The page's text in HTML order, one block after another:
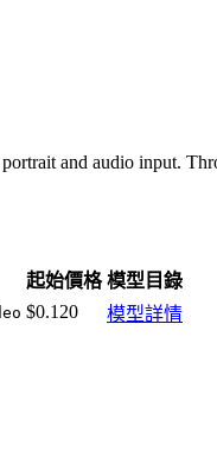
and audio input.
起始價格 模型目錄
$0.120 模型詳情